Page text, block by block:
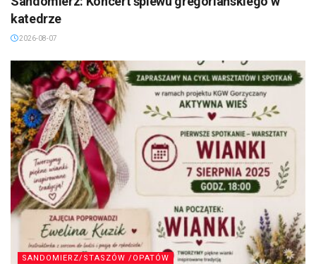
katedrze
2026-08-07
SANDOMIERZ/STASZÓW /OPATÓW